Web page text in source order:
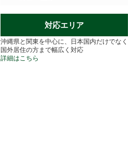
対応エリア
沖縄県と関東を中心に、日本国内だけでなく
国外居住の方まで幅広く対応
詳細はこちら